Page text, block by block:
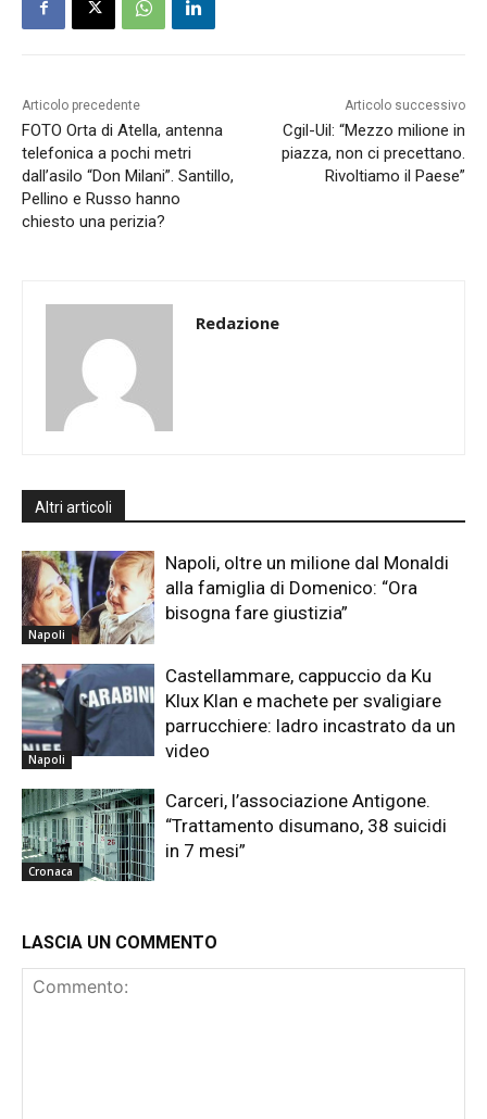
Articolo precedente
FOTO Orta di Atella, antenna
telefonica a pochi metri
dall’asilo “Don Milani”. Santillo,
Pellino e Russo hanno
chiesto una perizia?
Articolo successivo
Cgil-Uil: “Mezzo milione in
piazza, non ci precettano.
Rivoltiamo il Paese”
Redazione
Altri articoli
Napoli
Napoli, oltre un milione dal Monaldi
alla famiglia di Domenico: “Ora
bisogna fare giustizia”
Napoli
Castellammare, cappuccio da Ku
Klux Klan e machete per svaligiare
parrucchiere: ladro incastrato da un
video
Cronaca
Carceri, l’associazione Antigone.
“Trattamento disumano, 38 suicidi
in 7 mesi”
LASCIA UN COMMENTO